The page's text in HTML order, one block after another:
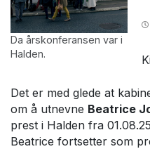
Da årskonferansen var i
Halden.
Det er med glede at
om å utnevne Beatrice
prest i Halden fra
Beatrice fortsetter som